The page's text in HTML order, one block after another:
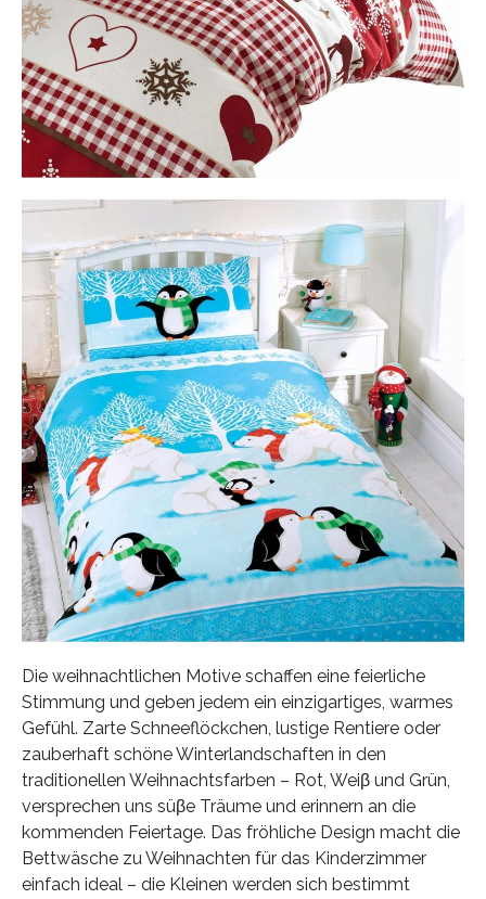
Die weihnachtlichen Motive schaffen eine feierliche
Stimmung und geben jedem ein einzigartiges, warmes
Gefühl. Zarte Schneeflöckchen, lustige Rentiere oder
zauberhaft schöne Winterlandschaften in den
traditionellen Weihnachtsfarben – Rot, Weiβ und Grün,
versprechen uns süβe Träume und erinnern an die
kommenden Feiertage. Das fröhliche Design macht die
Bettwäsche zu Weihnachten für das Kinderzimmer
einfach ideal – die Kleinen werden sich bestimmt